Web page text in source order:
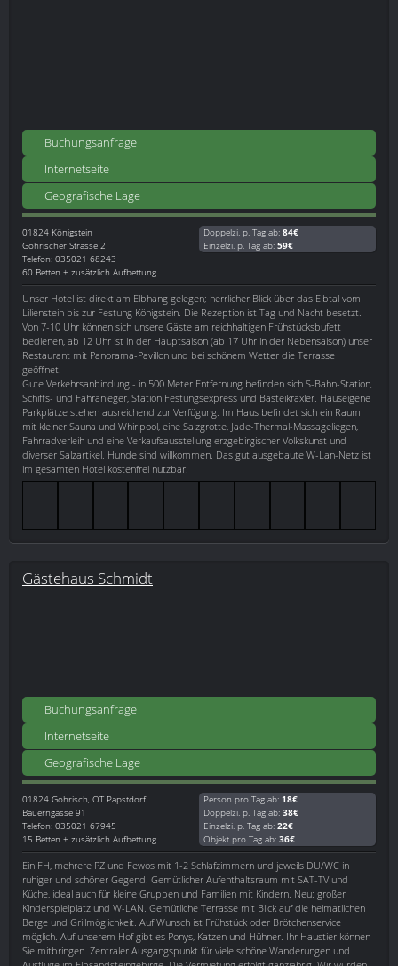
Buchungsanfrage
Internetseite
Geografische Lage
01824 Königstein
Gohrischer Strasse 2
Telefon: 035021 68243
60 Betten + zusätzlich Aufbettung
Doppelzi. p. Tag ab: 84€
Einzelzi. p. Tag ab: 59€
Unser Hotel ist direkt am Elbhang gelegen; herrlicher Blick über das Elbtal vom
Lilienstein bis zur Festung Königstein. Die Rezeption ist Tag und Nacht besetzt.
Von 7-10 Uhr können sich unsere Gäste am reichhaltigen Frühstücksbufett
bedienen, ab 12 Uhr ist in der Hauptsaison (ab 17 Uhr in der Nebensaison) unser
Restaurant mit Panorama-Pavillon und bei schönem Wetter die Terrasse
geöffnet.
Gute Verkehrsanbindung - in 500 Meter Entfernung befinden sich S-Bahn-Station,
Schiffs- und Fähranleger, Station Festungsexpress und Basteikraxler. Hauseigene
Parkplätze stehen ausreichend zur Verfügung. Im Haus befindet sich ein Raum
mit kleiner Sauna und Whirlpool, eine Salzgrotte, Jade-Thermal-Massageliegen,
Fahrradverleih und eine Verkaufsausstellung erzgebirgischer Volkskunst und
diverser Salzartikel. Hunde sind willkommen. Das gut ausgebaute W-Lan-Netz ist
im gesamten Hotel kostenfrei nutzbar.
Gästehaus Schmidt
Buchungsanfrage
Internetseite
Geografische Lage
01824 Gohrisch, OT Papstdorf
Bauerngasse 91
Telefon: 035021 67945
15 Betten + zusätzlich Aufbettung
Person pro Tag ab: 18€
Doppelzi. p. Tag ab: 38€
Einzelzi. p. Tag ab: 22€
Objekt pro Tag ab: 36€
Ein FH, mehrere PZ und Fewos mit 1-2 Schlafzimmern und jeweils DU/WC in
ruhiger und schöner Gegend. Gemütlicher Aufenthaltsraum mit SAT-TV und
Küche, ideal auch für kleine Gruppen und Familien mit Kindern. Neu: großer
Kinderspielplatz und W-LAN. Gemütliche Terrasse mit Blick auf die heimatlichen
Berge und Grillmöglichkeit. Auf Wunsch ist Frühstück oder Brötchenservice
möglich. Auf unserem Hof gibt es Ponys, Katzen und Hühner. Ihr Haustier können
Sie mitbringen. Zentraler Ausgangspunkt für viele schöne Wanderungen und